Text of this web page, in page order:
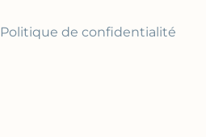
Politique de confidentialité